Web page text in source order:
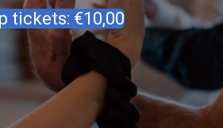
tickets: €10,00